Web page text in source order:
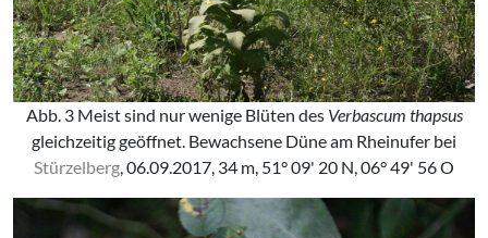
Abb. 3 Meist sind nur wenige Blüten des Verbascum thapsus
gleichzeitig geöffnet. Bewachsene Düne am Rheinufer bei
Stürzelberg, 06.09.2017, 34 m, 51° 09' 20 N, 06° 49' 56 O